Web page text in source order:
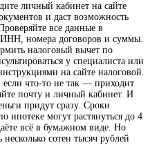
личный кабинет на сайте
и даст возможность
все данные в
номера договоров и суммы.
налоговый вычет по
у специалиста или
на сайте налоговой.
что-то не так — приходит
почту и личный кабинет. И
придут сразу. Сроки
ипотеке могут растянуться до 4
всё в бумажном виде. Но
сотен тысяч рублей